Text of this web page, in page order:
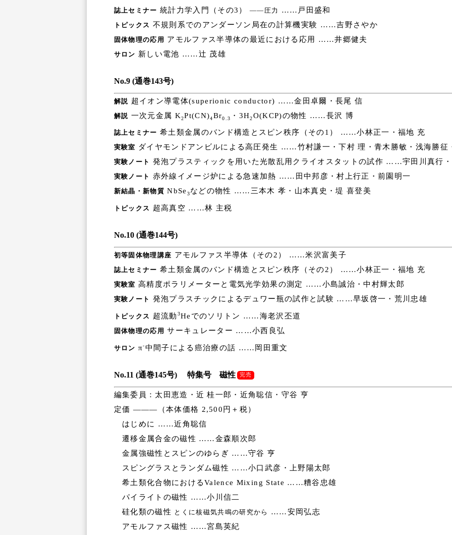
誌上セミナー 統計力学入門（その3） ――圧力 ……戸田盛和
トピックス 不規則系でのアンダーソン局在の計算機実験 ……吉野さやか
固体物理の応用 アモルファス半導体の最近における応用 ……井郷健夫
サロン 新しい電池 ……辻 茂雄
No.9 (通巻143号)
解説 超イオン導電体(superionic conductor) ……金田卓爾・長尾 信
解説 一次元金属 K2Pt(CN)4Br0.3 ・3H2O(KCP)の物性 ……長沢 博
誌上セミナー 希土類金属のバンド構造とスピン秩序（その1） ……小林正一・福地 充
実験室 ダイヤモンドアンビルによる高圧発生 ……竹村謙一・下村 理・青木勝敏・浅海勝征
実験ノート 発泡プラスティックを用いた光散乱用クライオスタットの試作 ……宇田川真行
実験ノート 赤外線イメージ炉による急速加熱 ……田中邦彦・村上行正・前園明一
新結晶・新物質 NbSe 3などの物性 ……三本木 孝・山本真史・堤 喜登美
トピックス 超高真空 ……林 主税
No.10 (通巻144号)
初等固体物理講座 アモルファス半導体（その2） ……米沢富美子
誌上セミナー 希土類金属のバンド構造とスピン秩序（その2） ……小林正一・福地 充
実験室 高精度ポラリメーターと電気光学効果の測定 ……小島誠治・中村輝太郎
実験ノート 発泡プラスチックによるデュワー瓶の試作と試験 ……早坂啓一・荒川忠雄
トピックス 超流動 3Heでのソリトン ……海老沢丕道
固体物理の応用 サーキュレーター ……小西良弘
サロン π-中間子による癌治療の話 ……岡田重文
No.11 (通巻145号) 特集号 磁性 完売
編集委員：太田恵造・近 桂一郎・近角聡信・守谷 亨
定価 ―――（本体価格 2,500円＋税）
はじめに ……近角聡信
遷移金属合金の磁性 ……金森順次郎
金属強磁性とスピンのゆらぎ ……守谷 亨
スピングラスとランダム磁性 ……小口武彦・上野陽太郎
希土類化合物におけるValence Mixing State ……糟谷忠雄
パイライトの磁性 ……小川信二
硅化類の磁性 とくに核磁気共鳴の研究から
……安岡弘志
アモルファス磁性 ……宮島英紀